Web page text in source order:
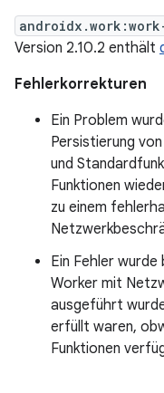
Version 2.10.2 enthält
Fehlerkorrekturen
Ein Problem
Persistierung
und
Funktionen
zu einem
Ein Fehler
Worker mit
ausgeführt
erfüllt waren,
Funktionen